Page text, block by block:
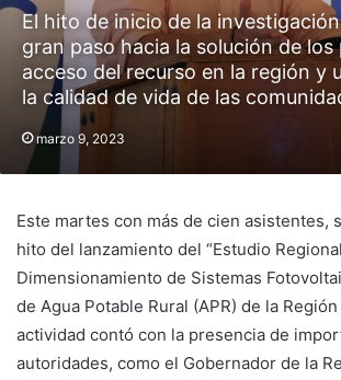
El hito de inicio de la
gran paso hacia la solución de los
acceso del recurso en la región y
la calidad de vida de las
marzo 9, 2023
Este martes con más de cien asistentes,
hito del lanzamiento del “Estudio Regional
Dimensionamiento de Sistemas
de Agua Potable Rural (APR) de la Región
actividad contó con la presencia de
autoridades, como el Gobernador de la